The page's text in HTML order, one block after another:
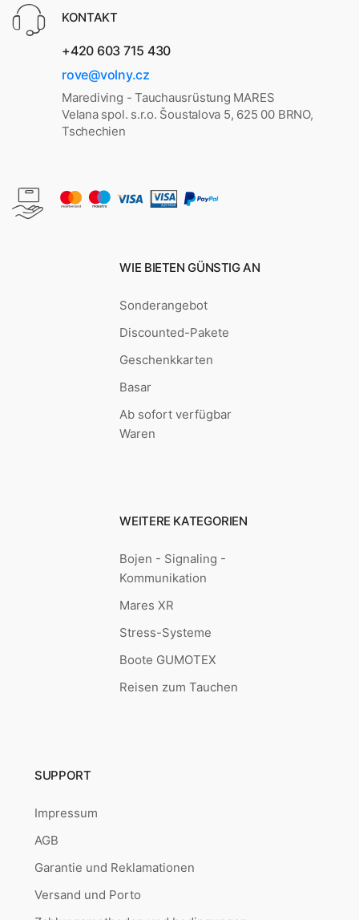
KONTAKT
+420 603 715 430
rove@volny.cz
Marediving - Tauchausrüstung MARES
Velana spol. s.r.o. Šoustalova 5, 625 00 BRNO,
Tschechien
WIE BIETEN GÜNSTIG AN
Sonderangebot
Discounted-Pakete
Geschenkkarten
Basar
Ab sofort verfügbar
Waren
WEITERE KATEGORIEN
Bojen - Signaling -
Kommunikation
Mares XR
Stress-Systeme
Boote GUMOTEX
Reisen zum Tauchen
SUPPORT
Impressum
AGB
Garantie und Reklamationen
Versand und Porto